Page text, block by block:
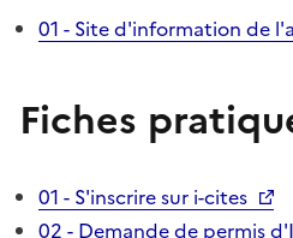
01 - Site d'information de
Fiches
01 - S'inscrire sur i-cites
02 - Demande de permis